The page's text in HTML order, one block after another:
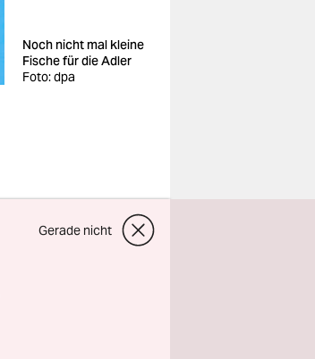
Noch nicht mal kleine
Fische für die Adler
Foto: dpa
Gerade nicht